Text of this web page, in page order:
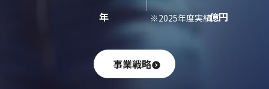
年 億円
※2025年度実績
事業戦略